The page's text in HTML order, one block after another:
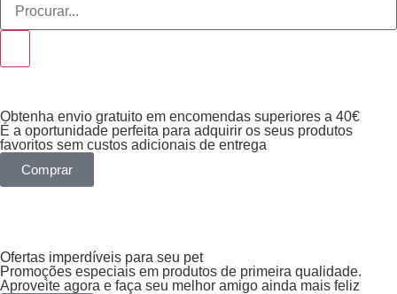
Obtenha envio gratuito em encomendas superiores a 40€
É a oportunidade perfeita para adquirir os seus produtos
favoritos sem custos adicionais de entrega
Comprar
Ofertas imperdíveis para seu pet
Promoções especiais em produtos de primeira qualidade.
Aproveite agora e faça seu melhor amigo ainda mais feliz